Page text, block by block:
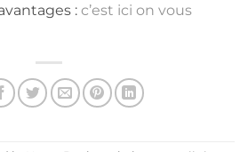
: c’est ici on vous